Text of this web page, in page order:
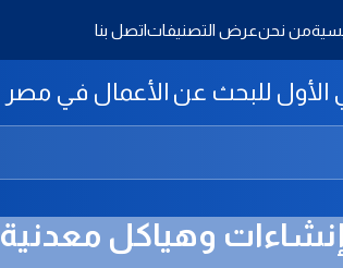
من نحنعرض التصنيفاتاتصل بنا
الأول للبحث عن الأعمال في مصر
وهياكل معدنية